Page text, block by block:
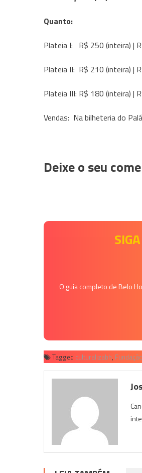
Quanto:
Plateia I: R$ 250 (inteira) |
Plateia II: R$ 210 (inteira) |
Plateia III: R$ 180 (inteira) |
Vendas: Na bilheteria do
Deixe o seu
O guia completo de Belo
Tagged culturalizabh,